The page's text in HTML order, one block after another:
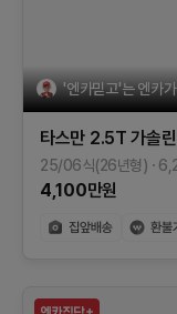
'엔카믿고'는 엔카
타스만 2.5T 가솔
25/06식(26년형)
4,100만원